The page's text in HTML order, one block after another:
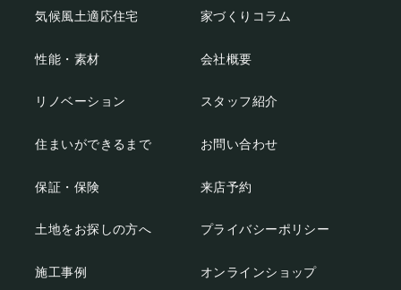
気候風土適応住宅
性能・素材
リノベーション
住まいができるまで
保証・保険
土地をお探しの方へ
施工事例
家づくりコラム
会社概要
スタッフ紹介
お問い合わせ
来店予約
プライバシーポリシー
オンラインショップ